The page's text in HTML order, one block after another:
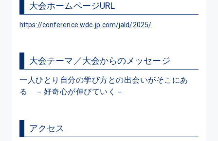
大会ホームページURL
https://conference.wdc-jp.com/jald/2025/
大会テーマ／大会からのメッセージ
一人ひとり自分の学び方との出会いがそこにあ
る　－好奇心が伸びていく－
アクセス